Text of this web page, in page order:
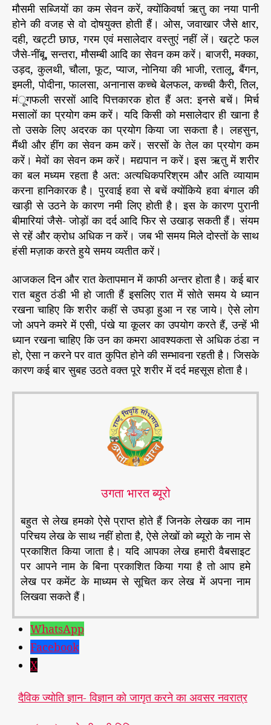
मौसमी सब्जियों का कम सेवन करें, क्योंकिवर्षा ऋतु का नया पानी
होने की वजह से वो दोषयुक्त होती हैं। ओस, जवाखार जैसे क्षार,
दही, खट्टी छाछ, गरम एवं मसालेदार वस्तुएं नहीं लें। खट्टे फल
जैसे-नींबू, सन्तरा, मौसम्बी आदि का सेवन कम करें। बाजरी, मक्का,
उड़द, कुलथी, चौला, फूट, प्याज, नोनिया की भाजी, रतालू, बैंगन,
इमली, पोदीना, फालसा, अनानास कच्चे बेलफल, कच्ची कैरी, तिल,
मंूगफली सरसों आदि पित्तकारक होत हैं अत: इनसे बचें। मिर्च
मसालों का प्रयोग कम करें। यदि किसी को मसालेदार ही खाना है
तो उसके लिए अदरक का प्रयोग किया जा सकता है। लहसुन,
मैंथी और हींग का सेवन कम करें। सरसों के तेल का प्रयोग कम
करें। मेवों का सेवन कम करें। मद्यपान न करें। इस ऋतु में शरीर
का बल मध्यम रहता है अत: अत्यधिकपरिश्रम और अति व्यायाम
करना हानिकारक है। पुरवाई हवा से बचें क्योंकिये हवा बंगाल की
खाड़ी से उठने के कारण नमी लिए होती है। इस के कारण पुरानी
बीमारियां जैसे- जोड़ों का दर्द आदि फिर से उखाड़ सकती हैं। संयम
से रहें और क्रोध अधिक न करें। जब भी समय मिले दोस्तों के साथ
हंसी मज़ाक करते हुये समय व्यतीत करें।
आजकल दिन और रात केतापमान में काफी अन्तर होता है। कई बार
रात बहुत ठंडी भी हो जाती हैं इसलिए रात में सोते समय ये ध्यान
रखना चाहिए कि शरीर कहीं से उघड़ा हुआ न रह जाये। ऐसे लोग
जो अपने कमरे में एसी, पंखे या कूलर का उपयोग करते हैं, उन्हें भी
ध्यान रखना चाहिए कि उन का कमरा आवश्यकता से अधिक ठंडा न
हो, ऐसा न करने पर वात कुपित होने की सम्भावना रहती है। जिसके
कारण कई बार सुबह उठते वक्त पूरे शरीर में दर्द महसूस होता है।
उगता भारत ब्यूरो
बहुत से लेख हमको ऐसे प्राप्त होते हैं जिनके लेखक का नाम
परिचय लेख के साथ नहीं होता है, ऐसे लेखों को ब्यूरो के नाम से
प्रकाशित किया जाता है। यदि आपका लेख हमारी वैबसाइट
पर आपने नाम के बिना प्रकाशित किया गया है तो आप हमे
लेख पर कमेंट के माध्यम से सूचित कर लेख में अपना नाम
लिखवा सकते हैं।
WhatsApp
Facebook
X
दैविक ज्योति ज्ञान- विज्ञान को जागृत करने का अवसर नवरात्र